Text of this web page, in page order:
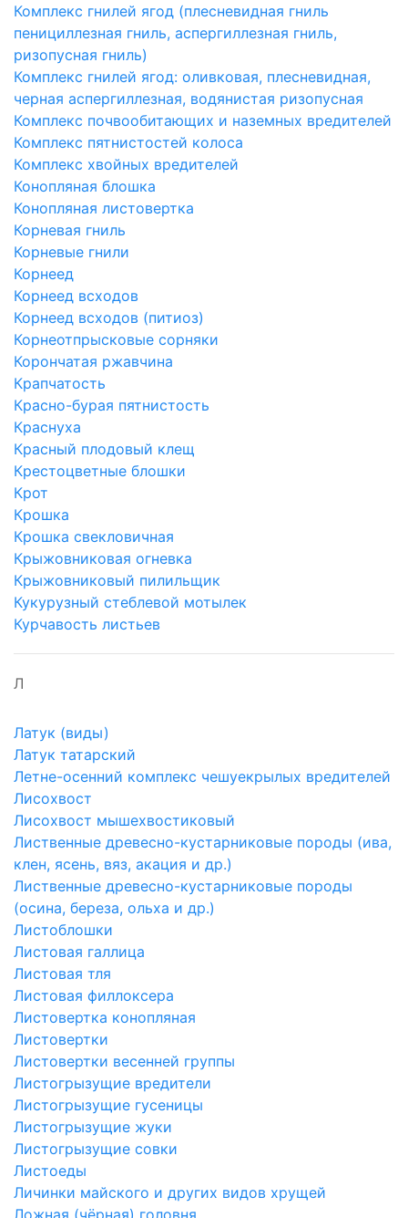
Комплекс гнилей ягод (плесневидная гниль
пенициллезная гниль, аспергиллезная гниль,
ризопусная гниль)
Комплекс гнилей ягод: оливковая, плесневидная,
черная аспергиллезная, водянистая ризопусная
Комплекс почвообитающих и наземных вредителей
Комплекс пятнистостей колоса
Комплекс хвойных вредителей
Конопляная блошка
Конопляная листовертка
Корневая гниль
Корневые гнили
Корнеед
Корнеед всходов
Корнеед всходов (питиоз)
Корнеотпрысковые сорняки
Корончатая ржавчина
Крапчатость
Красно-бурая пятнистость
Краснуха
Красный плодовый клещ
Крестоцветные блошки
Крот
Крошка
Крошка свекловичная
Крыжовниковая огневка
Крыжовниковый пилильщик
Кукурузный стеблевой мотылек
Курчавость листьев
Л
Латук (виды)
Латук татарский
Летне-осенний комплекс чешуекрылых вредителей
Лисохвост
Лисохвост мышехвостиковый
Лиственные древесно-кустарниковые породы (ива,
клен, ясень, вяз, акация и др.)
Лиственные древесно-кустарниковые породы
(осина, береза, ольха и др.)
Листоблошки
Листовая галлица
Листовая тля
Листовая филлоксера
Листовертка конопляная
Листовертки
Листовертки весенней группы
Листогрызущие вредители
Листогрызущие гусеницы
Листогрызущие жуки
Листогрызущие совки
Листоеды
Личинки майского и других видов хрущей
Ложная (чёрная) головня